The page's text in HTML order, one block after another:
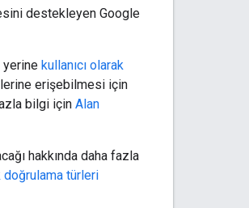
destekleyen Google
yerine kullanıcı olarak
erişebilmesi için
bilgi için Alan
hakkında daha fazla
türleri